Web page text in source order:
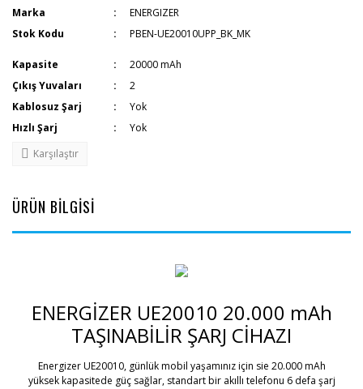
Marka
ENERGIZER
Stok Kodu
PBEN-UE20010UPP_BK_MK
Kapasite
20000 mAh
Çıkış Yuvaları
2
Kablosuz Şarj
Yok
Hızlı Şarj
Yok
Karşılaştır
ÜRÜN BİLGİSİ
ENERGİZER UE20010 20.000 mAh
TAŞINABİLİR ŞARJ CİHAZI
Energizer UE20010, günlük mobil yaşamınız için sie 20.000 mAh
yüksek kapasitede güç sağlar, standart bir akıllı telefonu 6 defa şarj